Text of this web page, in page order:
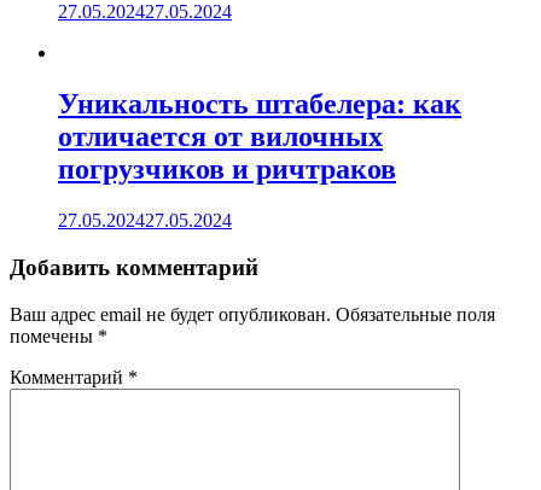
27.05.202427.05.2024
Уникальность штабелера: как
отличается от вилочных
погрузчиков и ричтраков
27.05.202427.05.2024
Добавить комментарий
Ваш адрес email не будет опубликован. Обязательные поля
помечены *
Комментарий *